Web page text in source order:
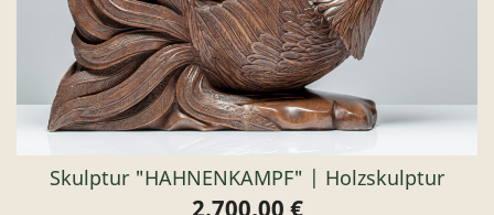
Skulptur "HAHNENKAMPF" | Holzskulptur
Preis
2.700,00 €